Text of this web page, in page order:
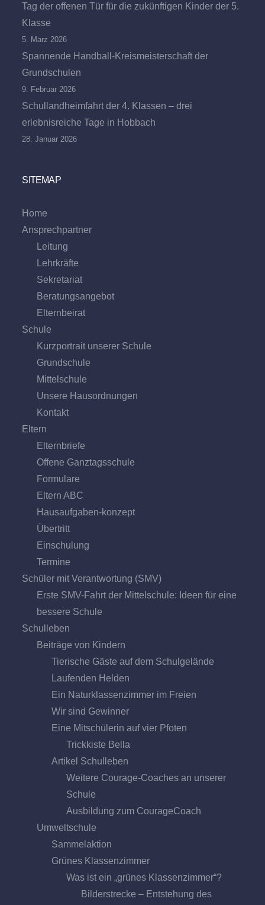
Tag der offenen Tür für die zukünftigen Kinder der 5.
Klasse
5. März 2026
Spannende Handball-Kreismeisterschaft der
Grundschulen
9. Februar 2026
Schullandheimfahrt der 4. Klassen – drei
erlebnisreiche Tage in Hobbach
28. Januar 2026
SITEMAP
Home
Ansprechpartner
Leitung
Lehrkräfte
Sekretariat
Beratungs­angebot
Eltern­beirat
Schule
Kurzportrait unserer Schule
Grund­schule
Mittel­schule
Unsere Hausordnungen
Kontakt
Eltern
Elternbriefe
Offene Ganz­tags­schule
Formulare
Eltern ABC
Hausaufgaben-konzept
Übertritt
Einschulung
Termine
Schüler mit Verantwortung (SMV)
Erste SMV-Fahrt der Mittelschule: Ideen für eine
bessere Schule
Schulleben
Beiträge von Kindern
Tierische Gäste auf dem Schulgelände
Laufenden Helden
Ein Naturklassenzimmer im Freien
Wir sind Gewinner
Eine Mitschülerin auf vier Pfoten
Trickkiste Bella
Artikel Schulleben
Weitere Courage-Coaches an unserer
Schule
Ausbildung zum CourageCoach
Umweltschule
Sammelaktion
Grünes Klassenzimmer
Was ist ein „grünes Klassenzimmer“?
Bilderstrecke – Entstehung des